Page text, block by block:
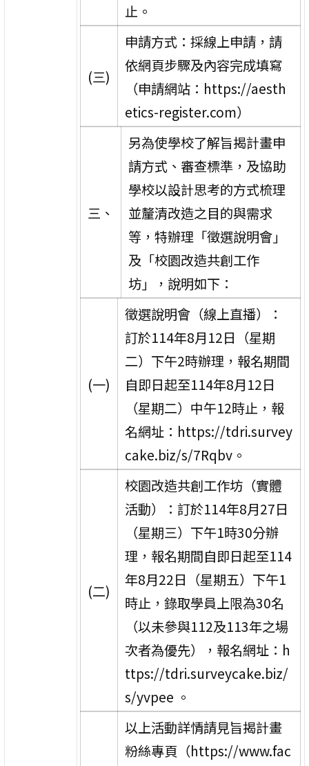
止。
(三)
申請方式：採線上申請，請
依網頁步驟及內容完成填寫
（申請網站：https://aesth
etics-register.com）
三、
另為使學校了解旨揭計畫申
請方式、審查標準，及協助
學校以設計思考的方式梳理
並釐清改造之目的與需求
等，特辦理「徵選說明會」
及「校園改造共創工作
坊」，說明如下：
(一)
徵選說明會（線上直播）：
訂於114年8月12日（星期
二）下午2時辦理，報名期間
自即日起至114年8月12日
（星期二）中午12時止，報
名網址：https://tdri.survey
cake.biz/s/7Rqbv。
(二)
校園改造共創工作坊（實體
活動）：訂於114年8月27日
（星期三）下午1時30分辦
理，報名期間自即日起至114
年8月22日（星期五）下午1
時止，錄取學員上限為30名
（以未參與112及113年之場
次者為優先），報名網址：h
ttps://tdri.surveycake.biz/
s/yvpee 。
以上活動詳情請見旨揭計畫
粉絲專頁（https://www.fac